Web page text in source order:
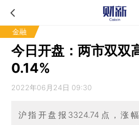
金融
今日开盘：两市双双
0.14%
2022年06月24日 09:30
沪指开盘报3324.74点，涨